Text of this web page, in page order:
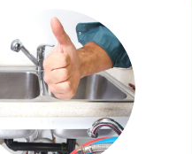
CAM KẾT xử lý nhanh
100% VỀ GIÁ CẢ
thi công
phí
báo khi thực sự hài